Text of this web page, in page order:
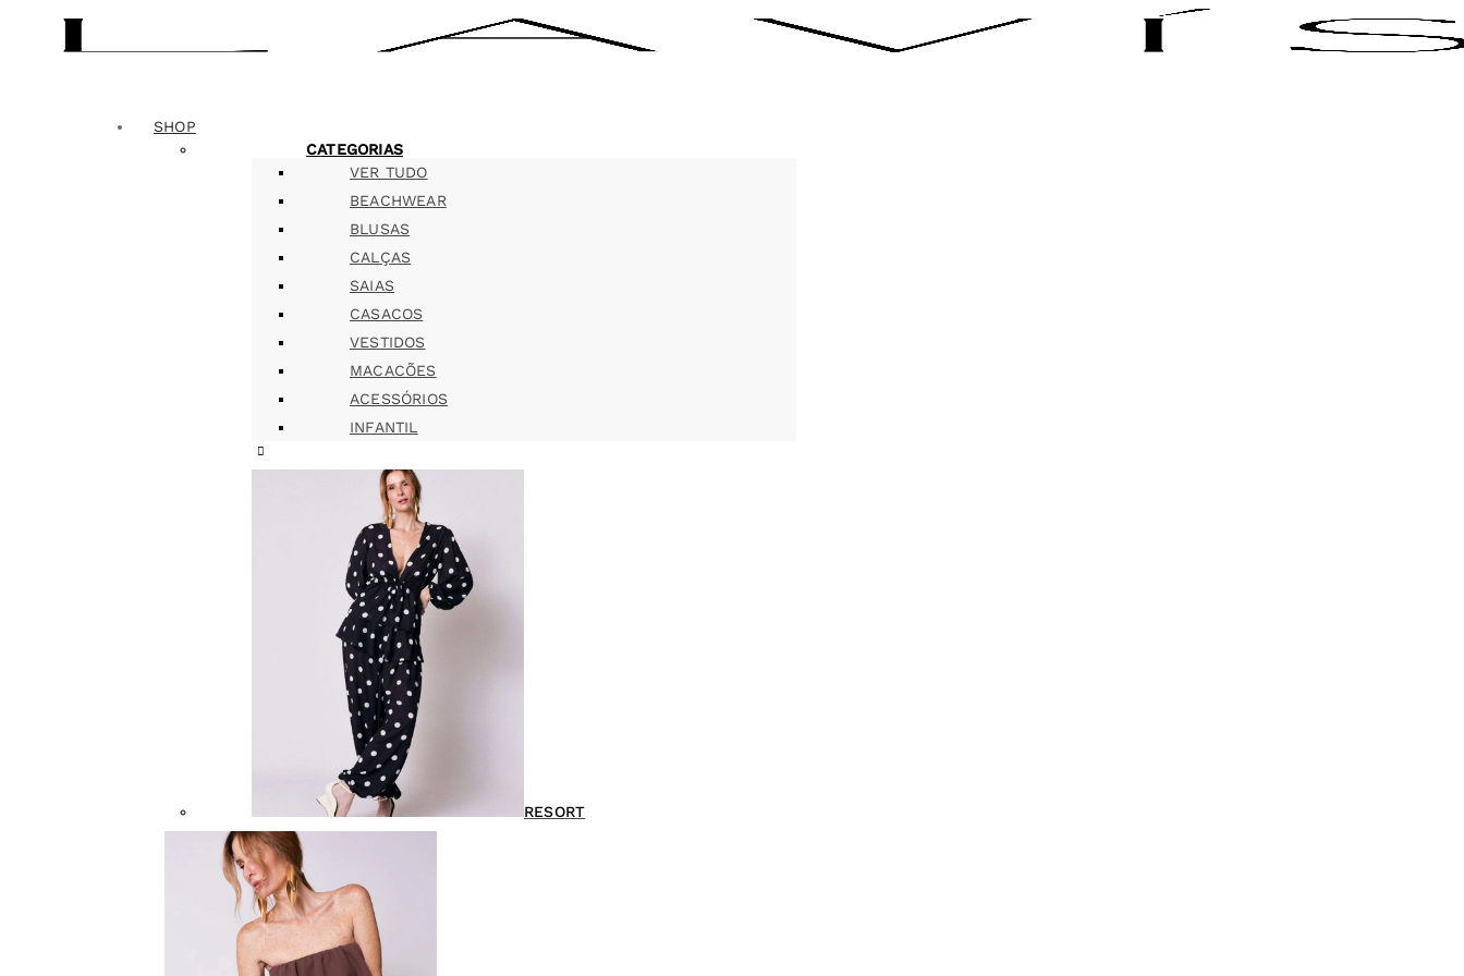
SHOP
CATEGORIAS
VER TUDO
BEACHWEAR
BLUSAS
CALÇAS
SAIAS
CASACOS
VESTIDOS
MACACÕES
ACESSÓRIOS
INFANTIL
RESORT